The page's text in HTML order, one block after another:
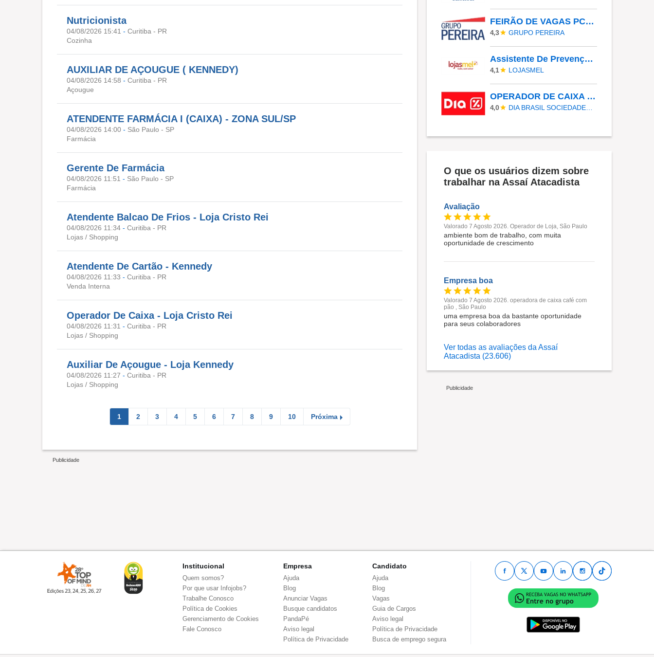
Nutricionista
04/08/2026 15:41 - Curitiba - PR
Cozinha
AUXILIAR DE AÇOUGUE ( KENNEDY)
04/08/2026 14:58 - Curitiba - PR
Açougue
ATENDENTE FARMÁCIA I (CAIXA) - ZONA SUL/SP
04/08/2026 14:00 - São Paulo - SP
Farmácia
Gerente De Farmácia
04/08/2026 11:51 - São Paulo - SP
Farmácia
Atendente Balcao De Frios - Loja Cristo Rei
04/08/2026 11:34 - Curitiba - PR
Lojas / Shopping
Atendente De Cartão - Kennedy
04/08/2026 11:33 - Curitiba - PR
Venda Interna
Operador De Caixa - Loja Cristo Rei
04/08/2026 11:31 - Curitiba - PR
Lojas / Shopping
Auxiliar De Açougue - Loja Kennedy
04/08/2026 11:27 - Curitiba - PR
Lojas / Shopping
1 2 3 4 5 6 7 8 9 10 Próxima
FEIRÃO DE VAGAS PCD - FORT ATACADISTA - DF
4,3 GRUPO PEREIRA
Assistente De Prevenção De Perdas
4,1 LOJASMEL
OPERADOR DE CAIXA (OP LOJA SUPERMERCADO) - LEOPOLDINA - TARDE/NOITE
4,0
O que os usuários dizem sobre
trabalhar na Assaí Atacadista
Avaliação
Valorado 7 Agosto 2026. Operador de Loja, São Paulo
ambiente bom de trabalho, com muita
oportunidade de crescimento
Empresa boa
Valorado 7 Agosto 2026. operadora de caixa café com
pão , São Paulo
uma empresa boa da bastante oportunidade
para seus colaboradores
Ver todas as avaliações da Assaí
Atacadista (23.606)
Institucional
Quem somos?
Por que usar Infojobs?
Trabalhe Conosco
Política de Cookies
Gerenciamento de Cookies
Fale Conosco
Empresa
Ajuda
Blog
Anunciar Vagas
Busque candidatos
PandaPé
Aviso legal
Política de Privacidade
Candidato
Ajuda
Blog
Vagas
Guia de Cargos
Aviso legal
Política de Privacidade
Busca de emprego segura